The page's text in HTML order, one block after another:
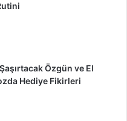
Özgün ve El
Hediye Fikirleri